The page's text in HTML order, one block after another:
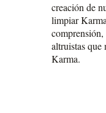
creación de
limpiar
altruistas
Karma.